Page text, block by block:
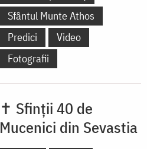
Sfântul Munte Athos
Predici
Video
Fotografii
✝ Sfinții 40 de
Mucenici din Sevastia